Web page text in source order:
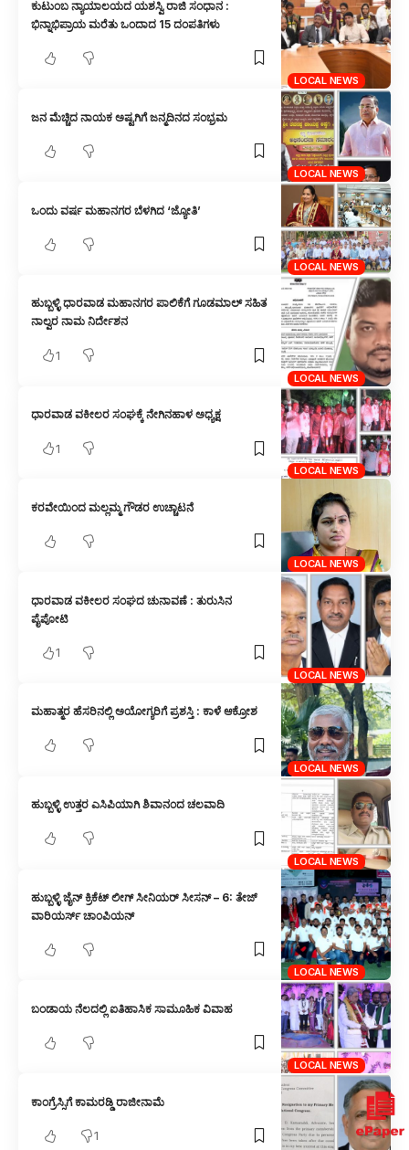
LOCAL NEWS
ಕುಟುಂಬ ನ್ಯಾಯಾಲಯದ ಯಶಸ್ವಿ ರಾಜಿ ಸಂಧಾನ :
ಭಿನ್ನಾಭಿಪ್ರಾಯ ಮರೆತು ಒಂದಾದ 15 ದಂಪತಿಗಳು
LOCAL NEWS
ಜನ ಮೆಚ್ಚಿದ ನಾಯಕ ಅಷ್ಟಗಿಗೆ ಜನ್ಮದಿನದ ಸಂಭ್ರಮ
LOCAL NEWS
ಒಂದು ವರ್ಷ ಮಹಾನಗರ ಬೆಳಗಿದ ‘ಜ್ಯೋತಿ’
LOCAL NEWS
ಹುಬ್ಬಳ್ಳಿ ಧಾರವಾಡ ಮಹಾನಗರ ಪಾಲಿಕೆಗೆ ಗೂಡಮಾಲ್ ಸಹಿತ
ನಾಲ್ವರ ನಾಮ ನಿರ್ದೇಶನ
1
LOCAL NEWS
ಧಾರವಾಡ ವಕೀಲರ ಸಂಘಕ್ಕೆ ನೇಗಿನಹಾಳ ಅಧ್ಯಕ್ಷ
1
LOCAL NEWS
ಕರವೇಯಿಂದ ಮಲ್ಲಮ್ಮ ಗೌಡರ ಉಚ್ಚಾಟನೆ
LOCAL NEWS
ಧಾರವಾಡ ವಕೀಲರ ಸಂಘದ ಚುನಾವಣೆ : ತುರುಸಿನ
ಪೈಪೋಟಿ
1
LOCAL NEWS
ಮಹಾತ್ಮರ ಹೆಸರಿನಲ್ಲಿ ಅಯೋಗ್ಯರಿಗೆ ಪ್ರಶಸ್ತಿ : ಕಾಳೆ ಆಕ್ರೋಶ
LOCAL NEWS
ಹುಬ್ಬಳ್ಳಿ ಉತ್ತರ ಎಸಿಪಿಯಾಗಿ ಶಿವಾನಂದ ಚಲವಾದಿ
LOCAL NEWS
ಹುಬ್ಬಳ್ಳಿ ಜೈನ್ ಕ್ರಿಕೆಟ್ ಲೀಗ್ ಸೀನಿಯರ್ ಸೀಸನ್ – 6: ತೇಜ್
ವಾರಿಯರ್ಸ್ ಚಾಂಪಿಯನ್
LOCAL NEWS
ಬಂಡಾಯ ನೆಲದಲ್ಲಿ ಐತಿಹಾಸಿಕ ಸಾಮೂಹಿಕ ವಿವಾಹ
ಕಾಂಗ್ರೆಸ್ಸಿಗೆ ಕಾಮರಡ್ಡಿ ರಾಜೀನಾಮೆ
1